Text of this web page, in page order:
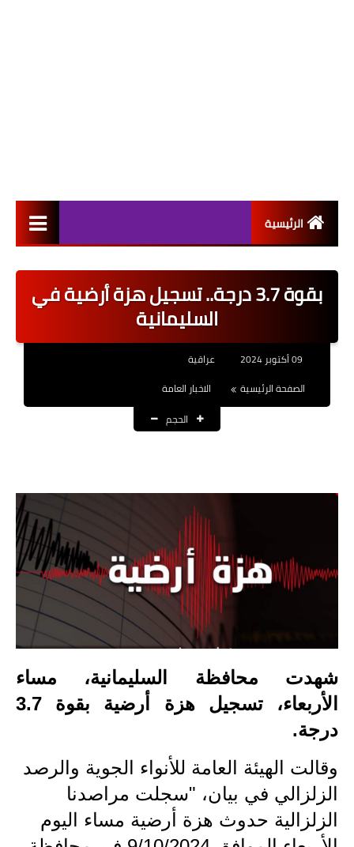
الرئيسية
اخبار القطاع العام
اخبار القطاع الخاص
العقود والاجور اليومية
المنح المالية
قطع الاراضي
اخبار العراق
الاخبار الامنية
الاخبار الرياضية
المدارس
بقوة 3.7 درجة.. تسجيل هزة أرضية في
السليمانية
عراقية
الصفحة الرئيسية
الاخبار العامة
الحجم
شهدت محافظة السليمانية، مساء
الأربعاء، تسجيل هزة أرضية بقوة 3.7
درجة.
وقالت الهيئة العامة للأنواء الجوية والرصد
الزلزالي في بيان، "سجلت مراصدنا
الزلزالية حدوث هزة أرضية مساء اليوم